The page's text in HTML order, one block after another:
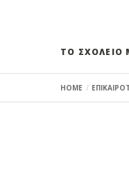
ΤΟ ΣΧΟΛΕΙΟ
HOME